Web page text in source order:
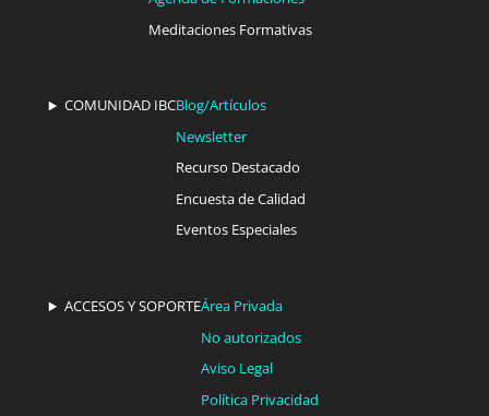
Meditaciones Formativas
COMUNIDAD IBCBlog/Artículos
Newsletter
Recurso Destacado
Encuesta de Calidad
Eventos Especiales
ACCESOS Y SOPORTEÁrea Privada
No autorizados
Aviso Legal
Política Privacidad